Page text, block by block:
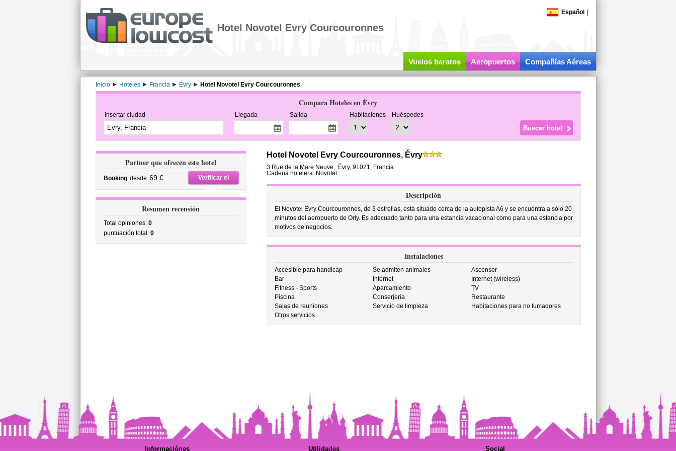
Español
Hotel Novotel Evry Courcouronnes
Vuelos baratos Aeropuertos Compañías Aéreas
Inicio Hoteles Francia Évry Hotel Novotel Evry Courcouronnes
Compara Hoteles en Évry
Insertar ciudad Llegada Salida Habitaciones Huéspedes
Partner que ofrecen este hotel
Booking desde 69 €
Verificar el
precio
Resumen recensión
Total opiniones: 0
puntuación total: 0
Hotel Novotel Evry Courcouronnes, Évry
3 Rue de la Mare Neuve, Évry, 91021, Francia
Cadena hotelera: Novotel
Descripción
El Novotel Evry Courcouronnes, de 3 estrellas, está situado cerca de la autopista A6 y se encuentra a sólo 20
minutos del aeropuerto de Orly. Es adecuado tanto para una estancia vacacional como para una estancia por
motivos de negocios.
Instalaciones
Accesible para handicap Se admiten animales
Ascensor
Bar
Internet
Internet (wireless)
Fitness - Sports
Aparcamiento
TV
Piscina
Conserjería
Restaurante
Salas de reuniones
Servicio de limpieza
Habitaciones para no fumadores
Otros servicios
Informaciónes Utilidades Social